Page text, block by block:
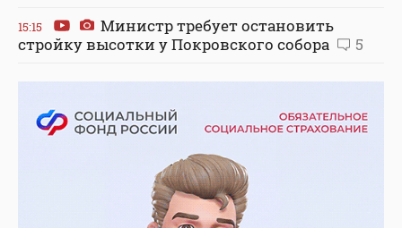
15:15
Министр требует остановить
стройку высотки у Покровского собора
5